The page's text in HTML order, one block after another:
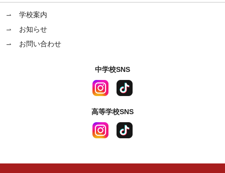
学校案内
お知らせ
お問い合わせ
中学校SNS
高等学校SNS